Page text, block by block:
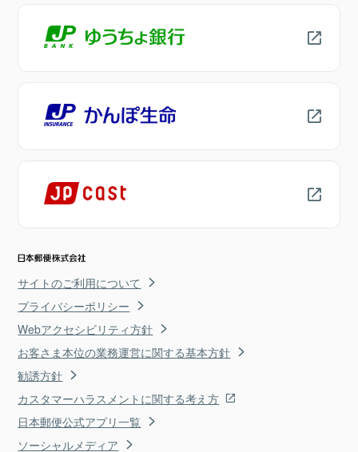
サイトのご利用について
プライバシーポリシー
Webアクセシビリティ方針
お客さま本位の業務運営に関する基本方針
勧誘方針
カスタマーハラスメントに関する考え方
日本郵便公式アプリ一覧
ソーシャルメディア